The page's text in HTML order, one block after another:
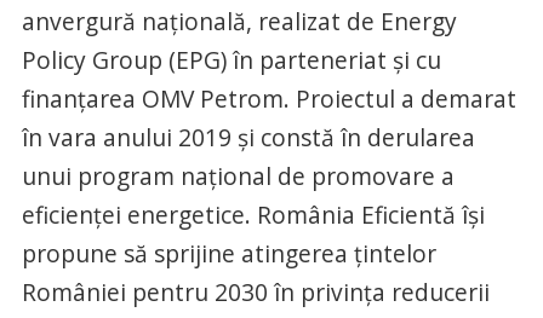
anvergură națională, realizat de Energy
Policy Group (EPG) în parteneriat și cu
finanțarea OMV Petrom. Proiectul a demarat
în vara anului 2019 și constă în derularea
unui program național de promovare a
eficienței energetice. România Eficientă își
propune să sprijine atingerea țintelor
României pentru 2030 în privința reducerii